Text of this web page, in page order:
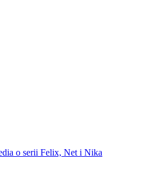
o serii Felix, Net i Nika